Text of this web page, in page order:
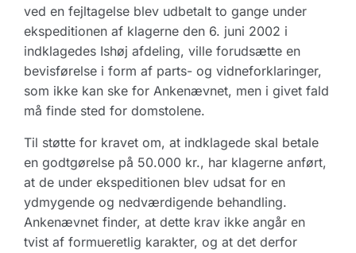
ved en fejltagelse blev udbetalt to gange under
ekspeditionen af klagerne den 6. juni 2002 i
indklagedes Ishøj afdeling, ville forudsætte en
bevisførelse i form af parts- og vidneforklaringer,
som ikke kan ske for Ankenævnet, men i givet fald
må finde sted for domstolene.
Til støtte for kravet om, at indklagede skal betale
en godtgørelse på 50.000 kr., har klagerne anført,
at de under ekspeditionen blev udsat for en
ydmygende og nedværdigende behandling.
Ankenævnet finder, at dette krav ikke angår en
tvist af formueretlig karakter, og at det derfor